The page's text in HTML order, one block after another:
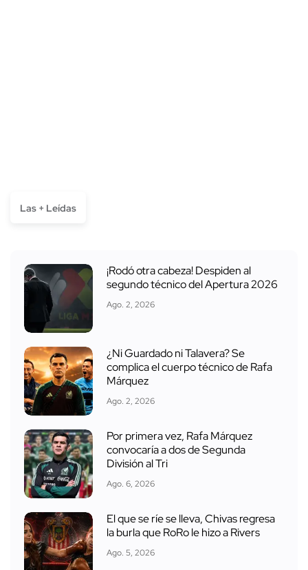
Las + Leídas
¡Rodó otra cabeza! Despiden al
segundo técnico del Apertura 2026
Ago. 2, 2026
¿Ni Guardado ni Talavera? Se
complica el cuerpo técnico de Rafa
Márquez
Ago. 2, 2026
Por primera vez, Rafa Márquez
convocaría a dos de Segunda
División al Tri
Ago. 6, 2026
El que se ríe se lleva, Chivas regresa
la burla que RoRo le hizo a Rivers
Ago. 5, 2026